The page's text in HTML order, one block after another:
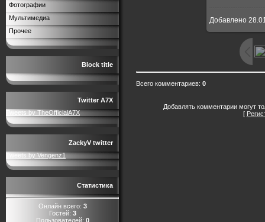
Фотографии
Мультимедиа
Прочее
Block title
Twitter A7X
Tweets by TheOfficialA7X
ZackyV twitter
Tweets by Vengenz1
Статистика
Онлайн всего: 3
Гостей: 3
Пользователей: 0
Добавлено
Всего комментариев: 0
Добавлять комментарии могут
[